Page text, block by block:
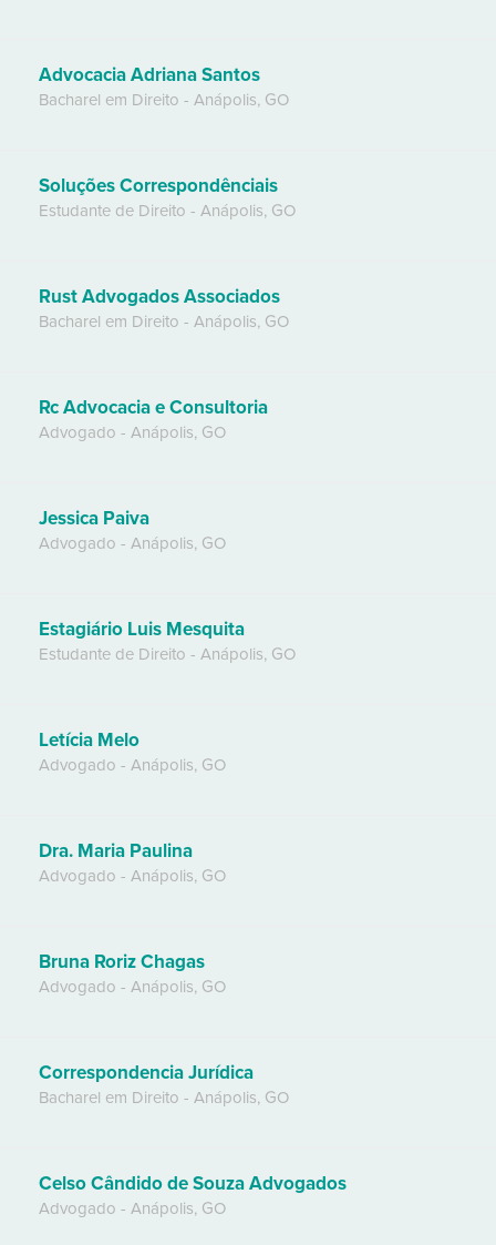
Advocacia Adriana Santos
Bacharel em Direito - Anápolis, GO
Soluções Correspondênciais
Estudante de Direito - Anápolis, GO
Rust Advogados Associados
Bacharel em Direito - Anápolis, GO
Rc Advocacia e Consultoria
Advogado - Anápolis, GO
Jessica Paiva
Advogado - Anápolis, GO
Estagiário Luis Mesquita
Estudante de Direito - Anápolis, GO
Letícia Melo
Advogado - Anápolis, GO
Dra. Maria Paulina
Advogado - Anápolis, GO
Bruna Roriz Chagas
Advogado - Anápolis, GO
Correspondencia Jurídica
Bacharel em Direito - Anápolis, GO
Celso Cândido de Souza Advogados
Advogado - Anápolis, GO